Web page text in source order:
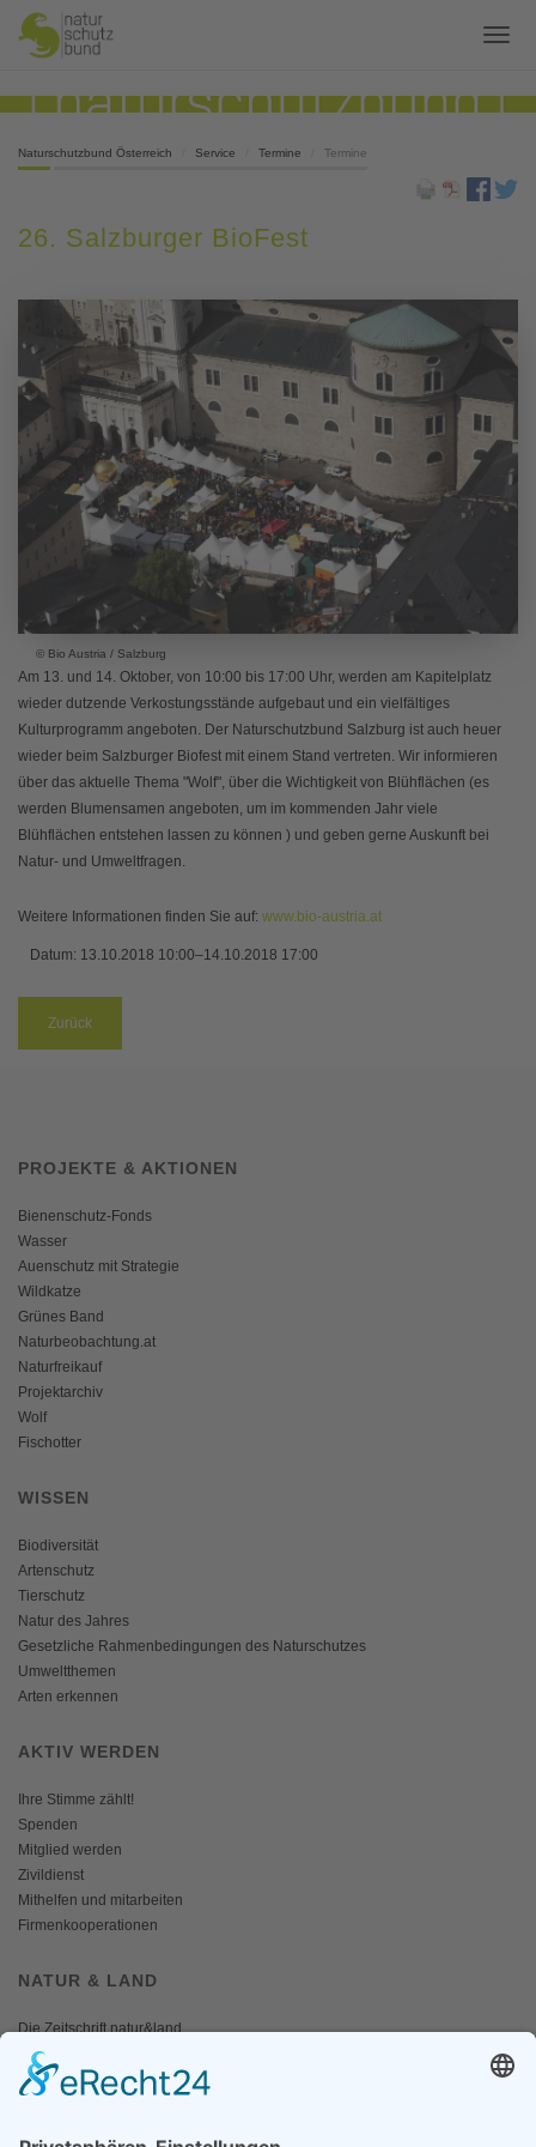
Naturschutzbund Österreich Service Termine Termine
26. Salzburger BioFest
© Bio Austria / Salzburg
Am 13. und 14. Oktober, von 10:00 bis 17:00 Uhr, werden am Kapitelplatz
wieder dutzende Verkostungsstände aufgebaut und ein vielfältiges
Kulturprogramm angeboten. Der Naturschutzbund Salzburg ist auch heuer
wieder beim Salzburger Biofest mit einem Stand vertreten. Wir informieren
über das aktuelle Thema "Wolf", über die Wichtigkeit von Blühflächen (es
werden Blumensamen angeboten, um im kommenden Jahr viele
Blühflächen entstehen lassen zu können ) und geben gerne Auskunft bei
Natur- und Umweltfragen.
Weitere Informationen finden Sie auf: www.bio-austria.at
Datum: 13.10.2018 10:00–14.10.2018 17:00
Zurück
PROJEKTE & AKTIONEN
Bienenschutz-Fonds
Wasser
Auenschutz mit Strategie
Wildkatze
Grünes Band
Naturbeobachtung.at
Naturfreikauf
Projektarchiv
Wolf
Fischotter
WISSEN
Biodiversität
Artenschutz
Tierschutz
Natur des Jahres
Gesetzliche Rahmenbedingungen des Naturschutzes
Umweltthemen
Arten erkennen
AKTIV WERDEN
Ihre Stimme zählt!
Spenden
Mitglied werden
Zivildienst
Mithelfen und mitarbeiten
Firmenkooperationen
NATUR & LAND
Die Zeitschrift natur&land
Archiv
Mediadaten